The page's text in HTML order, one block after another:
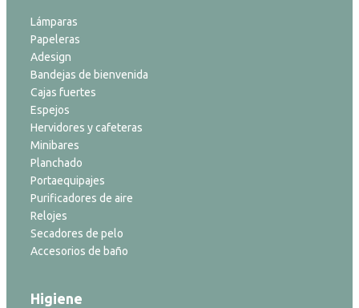
Lámparas
Papeleras
Adesign
Bandejas de bienvenida
Cajas fuertes
Espejos
Hervidores y cafeteras
Minibares
Planchado
Portaequipajes
Purificadores de aire
Relojes
Secadores de pelo
Accesorios de baño
Higiene